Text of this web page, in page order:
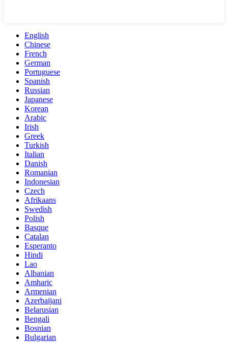
English
Chinese
French
German
Portuguese
Spanish
Russian
Japanese
Korean
Arabic
Irish
Greek
Turkish
Italian
Danish
Romanian
Indonesian
Czech
Afrikaans
Swedish
Polish
Basque
Catalan
Esperanto
Hindi
Lao
Albanian
Amharic
Armenian
Azerbaijani
Belarusian
Bengali
Bosnian
Bulgarian